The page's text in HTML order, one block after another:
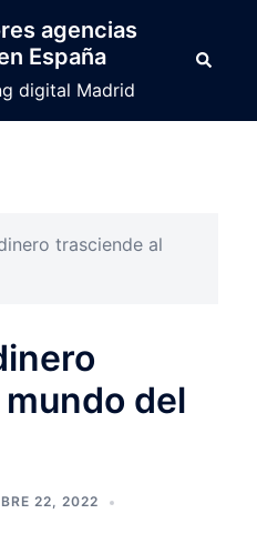
agencias
España
digital Madrid
Buscar
trasciende al
del
22, 2022